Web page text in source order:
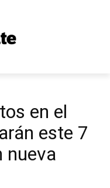
en el
este 7
nueva